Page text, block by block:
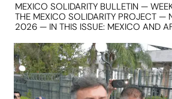
MEXICO SOLIDARITY BULLETIN —
THE MEXICO SOLIDARITY PROJECT
2026 — IN THIS ISSUE: MEXICO AND